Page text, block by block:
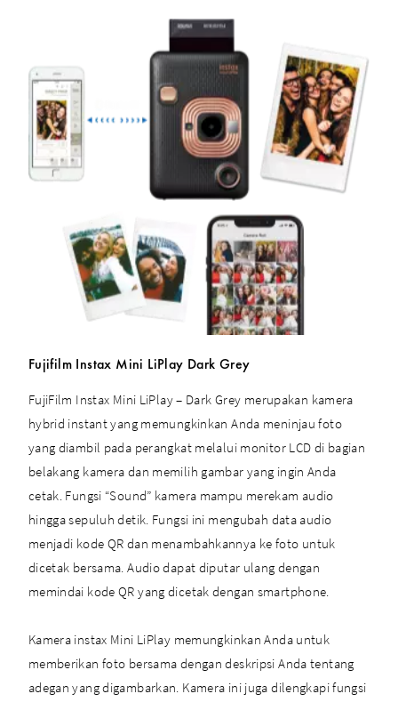
Fujifilm Instax Mini LiPlay Dark Grey
FujiFilm Instax Mini LiPlay – Dark Grey merupakan kamera
hybrid instant yang memungkinkan Anda meninjau foto
yang diambil pada perangkat melalui monitor LCD di bagian
belakang kamera dan memilih gambar yang ingin Anda
cetak. Fungsi “Sound” kamera mampu merekam audio
hingga sepuluh detik. Fungsi ini mengubah data audio
menjadi kode QR dan menambahkannya ke foto untuk
dicetak bersama. Audio dapat diputar ulang dengan
memindai kode QR yang dicetak dengan smartphone.
Kamera instax Mini LiPlay memungkinkan Anda untuk
memberikan foto bersama dengan deskripsi Anda tentang
adegan yang digambarkan. Kamera ini juga dilengkapi fungsi